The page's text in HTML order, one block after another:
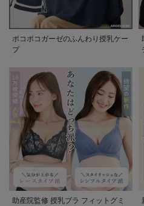
ポコポコガーゼのふんわり授乳ケー
プ
助産院監修 授乳ブラ フィットグミ